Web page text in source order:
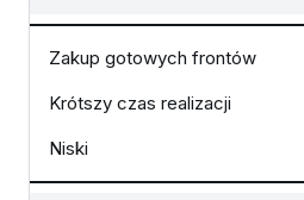
Zakup gotowych frontów
Krótszy czas realizacji
Niski